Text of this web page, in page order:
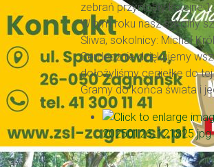
zebrań przyniosły kolejne
W tym roku nasz szkolny
Śliwa, sokolnicy: Michał
Serdecznie dziękujemy
dołożyliśmy cegiełkę do
Gramy do końca świata i